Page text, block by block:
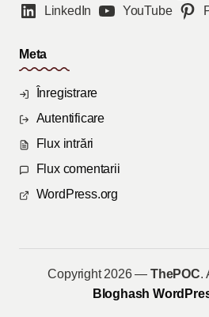
LinkedIn
YouTube
Meta
Înregistrare
Autentificare
Flux intrări
Flux comentarii
WordPress.org
Copyright 2026 —ThePOC.
Bloghash